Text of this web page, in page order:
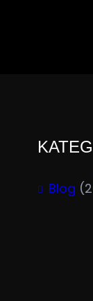
Blog